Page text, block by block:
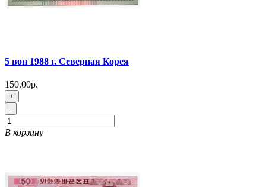
5 вон 1988 г. Северная Корея
150.00р.
+
-
В корзину